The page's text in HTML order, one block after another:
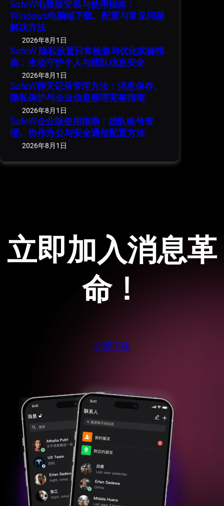
SafeW电脑版安装与使用指南：
Windows电脑端下载、配置与常见问题
解决方法
2026年8月1日
SafeW 隐私设置日常检查与优化实操指
南：主动守护个人与团队信息安全
2026年8月1日
SafeW聊天记录管理方法：消息保存、
隐私保护与企业信息整理完整指南
2026年8月1日
SafeW企业版使用指南：团队账号管
理、协作办公与安全通信配置方法
2026年8月1日
立即加入消息革
命！
立即下载